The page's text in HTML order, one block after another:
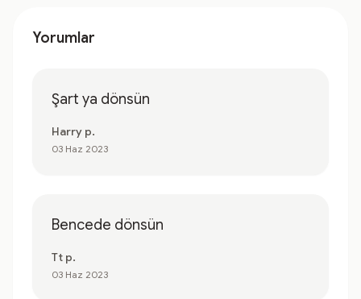
Yorumlar
Şart ya dönsün
Harry p.
03 Haz 2023
Bencede dönsün
Tt p.
03 Haz 2023